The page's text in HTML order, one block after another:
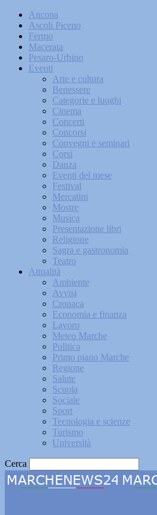
Ancona
Ascoli Piceno
Fermo
Macerata
Pesaro-Urbino
Eventi
Arte e cultura
Benessere
Categorie e luoghi
Cinema
Concerti
Concorsi
Convegni e seminari
Corsi
Danza
Eventi del mese
Festival
Mercatini
Mostre
Musica
Presentazione libri
Religione
Sagra e gastronomia
Teatro
Attualità
Ambiente
Avvisi
Cronaca
Economia e finanza
Lavoro
Meteo Marche
Politica
Primo piano Marche
Regione
Salute
Scuola
Sociale
Sport
Tecnologia e scienze
Turismo
Università
Cerca